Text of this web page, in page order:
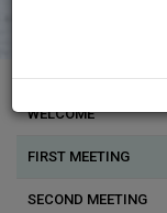
WELCOME
FIRST MEETING
SECOND MEETING